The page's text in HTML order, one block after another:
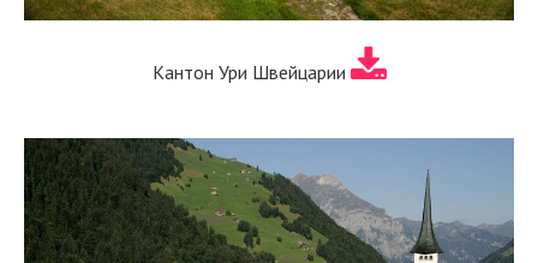
Кантон Ури Швейцарии